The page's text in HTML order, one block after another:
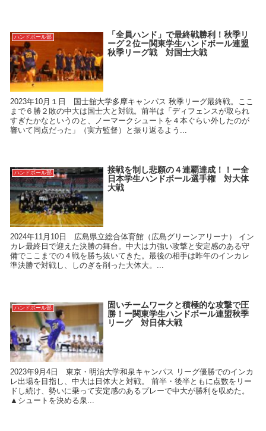
ハンドボール部
「全員ハンド」で最終戦勝利！秋季リ
ーグ２位ー関東学生ハンドボール連盟
秋季リーグ戦 対国士大戦
2023年10月１日 国士舘大学多摩キャンパス 秋季リーグ最終戦。ここ
まで６勝２敗の中大は国士大と対戦。前半は「ディフェンスが取られ
すぎたかなというのと、ノーマークシュートを４本ぐらい外したのが
響いて同点だった」（実方監督）と振り返るよう...
ハンドボール部
接戦を制し悲願の４連覇達成！！ー全
日本学生ハンドボール選手権 対大体
大戦
2024年11月10日 広島県立総合体育館（広島グリーンアリーナ） イン
カレ最終日で迎えた決勝の舞台。中大は力強い攻撃と安定感のある守
備でここまでの４戦を勝ち抜いてきた。最後の相手は昨年のインカレ
準決勝で対戦し、しのぎを削った大体大。...
ハンドボール部
固いチームワークと積極的な攻撃で圧
勝！ー関東学生ハンドボール連盟秋季
リーグ 対日体大戦
2023年9月4日 東京・明治大学和泉キャンパス リーグ優勝でのインカ
レ出場を目指し、中大は日体大と対戦。 前半・後半ともに点数をリー
ドし続け、勢いに乗って安定感のあるプレーで中大が勝利を収めた。
▲シュートを決める泉...